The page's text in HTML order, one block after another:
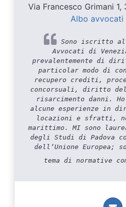
Via Francesco Grimani 1,
Albo avvocati
Sono iscritto
Avvocati di
prevalentemente di
particolar modo di
recupero crediti,
concorsuali, diritto
risarcimento danni.
alcune esperienze in
locazioni e sfratti,
marittimo. MI sono
degli Studi di Padova
dell’Unione Europea;
tema di normative